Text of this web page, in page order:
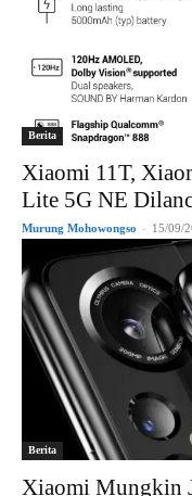
Berita
Xiaomi 11T,
Lite 5G NE
Murung Mohowongso - 15/09/
Berita
Xiaomi Mungkin